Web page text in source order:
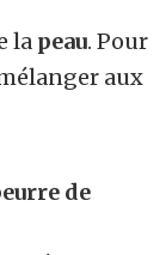
la peau. Pour
aux
de